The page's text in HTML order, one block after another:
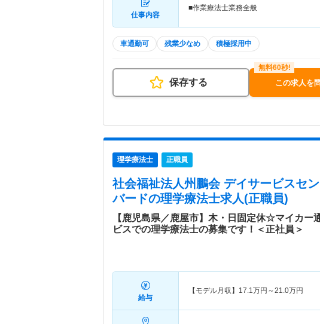
仕事内容
■作業療法士業務全般
車通勤可 残業少なめ 積極採用中
保存する この求人を
理学療法士 正職員
社会福祉法人州鵬会 デイサービスセ
バードの理学療法士求人(正職員)
【鹿児島県／鹿屋市】木・日固定休☆マイカー
ビスでの理学療法士の募集です！＜正社員＞
給与
【モデル月収】 17.1万円～21.0万円